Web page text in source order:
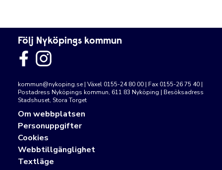
Följ Nyköpings kommun
kommun@nykoping.se | Växel 0155-24 80 00 | Fax 0155-26 75 40 |
Postadress Nyköpings kommun, 611 83 Nyköping | Besöksadress
Stadshuset, Stora Torget
Om webbplatsen
Personuppgifter
Cookies
Webbtillgänglighet
Textläge